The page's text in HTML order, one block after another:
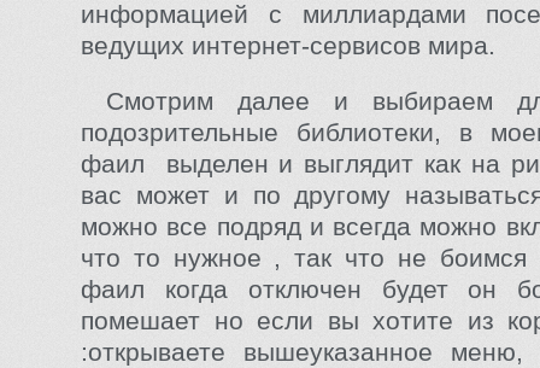
информацией с миллиардами
ведущих интернет-сервисов мира.
Смотрим далее и выбираем
подозрительные библиотеки, в
фаил выделен и выглядит как на
вас может и по другому
можно все подряд и всегда можно
что то нужное , так что не
фаил когда отключен будет он
помешает но если вы хотите из
:открываете вышеуказанное меню,